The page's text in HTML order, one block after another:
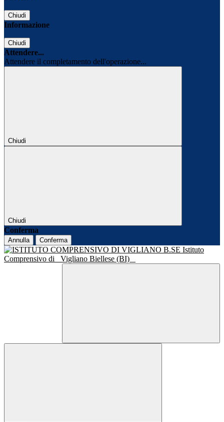
Chiudi
Informazione
Chiudi
Attendere...
Attendere il completamento dell'operazione...
Chiudi
Chiudi
Conferma
Annulla Conferma
Istituto
Comprensivo di
Vigliano Biellese (BI)